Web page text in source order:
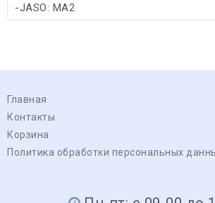
-JASO: MA2
Главная
Контакты
Корзина
Политика обработки персональных